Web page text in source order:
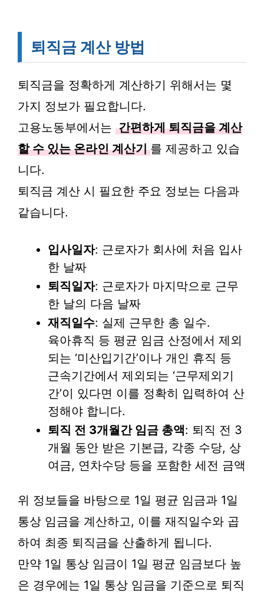
퇴직금 계산 방법
퇴직금을 정확하게 계산하기 위해서는 몇
가지 정보가 필요합니다.
고용노동부에서는 간편하게 퇴직금을 계산
할 수 있는 온라인 계산기 를 제공하고 있습
니다.
퇴직금 계산 시 필요한 주요 정보는 다음과
같습니다.
입사일자: 근로자가 회사에 처음 입사
한 날짜
퇴직일자: 근로자가 마지막으로 근무
한 날의 다음 날짜
재직일수: 실제 근무한 총 일수.
육아휴직 등 평균 임금 산정에서 제외
되는 ‘미산입기간’이나 개인 휴직 등
근속기간에서 제외되는 ‘근무제외기
간’이 있다면 이를 정확히 입력하여 산
정해야 합니다.
퇴직 전 3개월간 임금 총액: 퇴직 전 3
개월 동안 받은 기본급, 각종 수당, 상
여금, 연차수당 등을 포함한 세전 금액
위 정보들을 바탕으로 1일 평균 임금과 1일
통상 임금을 계산하고, 이를 재직일수와 곱
하여 최종 퇴직금을 산출하게 됩니다.
만약 1일 통상 임금이 1일 평균 임금보다 높
은 경우에는 1일 통상 임금을 기준으로 퇴직